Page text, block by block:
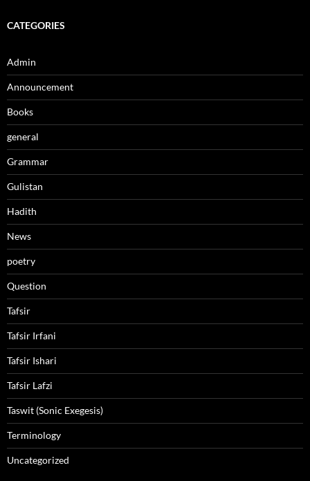
CATEGORIES
Admin
Announcement
Books
general
Grammar
Gulistan
Hadith
News
poetry
Question
Tafsir
Tafsir Irfani
Tafsir Ishari
Tafsir Lafzi
Taswit (Sonic Exegesis)
Terminology
Uncategorized